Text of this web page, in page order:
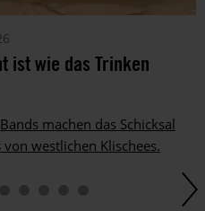
ist wie das Trinken
machen das Schicksal
westlichen Klischees.